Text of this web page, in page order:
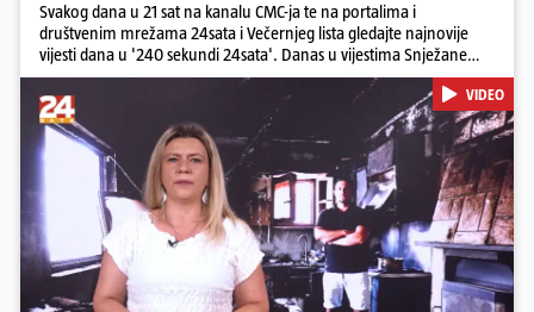
Svakog dana u 21 sat na kanalu CMC-ja te na portalima i
društvenim mrežama 24sata i Večernjeg lista gledajte najnovije
vijesti dana u '240 sekundi 24sata'. Danas u vijestima Snježane
Krnetić: Turisti uništili apartman u Istri, 125 milijuna eura mogla bi
stajati sanacija otpada u Gospiću, u Osijeku pretukli nogometnog
suca, od utorka nove cijene goriva, rastu mirovine za 200 tisuća
branitelja...
Pokretanje videa...
VIDEO